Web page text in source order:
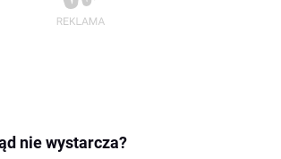
nie wystarcza?